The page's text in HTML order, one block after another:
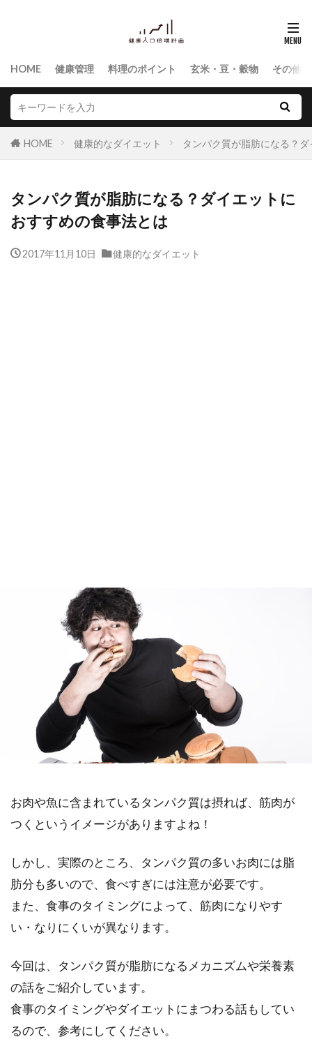
HOME 健康管理 料理のポイント 玄米・豆・穀物 その他
HOME 健康的なダイエット タンパク質が脂肪になる？
タンパク質が脂肪になる？ダイエットに
おすすめの食事法とは
2017年11月10日 健康的なダイエット
お肉や魚に含まれているタンパク質は摂れば、筋肉が
つくというイメージがありますよね！
しかし、実際のところ、タンパク質の多いお肉には脂
肪分も多いので、食べすぎには注意が必要です。
また、食事のタイミングによって、筋肉になりやす
い・なりにくいが異なります。
今回は、タンパク質が脂肪になるメカニズムや栄養素
の話をご紹介しています。
食事のタイミングやダイエットにまつわる話もしてい
るので、参考にしてください。